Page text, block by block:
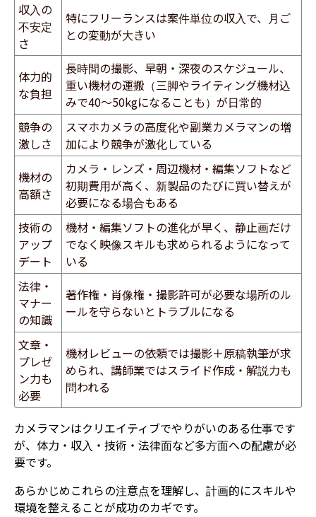
収入の
不安定
さ
特にフリーランスは案件単位の収入で、月ご
との変動が大きい
体力的
な負担
長時間の撮影、早朝・深夜のスケジュール、
重い機材の運搬（三脚やライティング機材込
みで40〜50kgになることも）が日常的
競争の
激しさ
スマホカメラの高度化や副業カメラマンの増
加により競争が激化している
機材の
高額さ
カメラ・レンズ・周辺機材・編集ソフトなど
初期費用が高く、新製品のたびに買い替えが
必要になる場合もある
技術の
アップ
デート
機材・編集ソフトの進化が早く、静止画だけ
でなく映像スキルも求められるようになって
いる
法律・
マナー
の知識
著作権・肖像権・撮影許可が必要な場所のル
ールを守らないとトラブルになる
文章・
プレゼ
ン力も
必要
機材レビューの依頼では撮影＋原稿執筆が求
められ、講師業ではスライド作成・解説力も
問われる
​カメラマンはクリエイティブでやりがいのある仕事です
が、体力・収入・技術・法律面など多方面への配慮が必
要です。
あらかじめこれらの注意点を理解し、計画的にスキルや
環境を整えることが成功のカギです。